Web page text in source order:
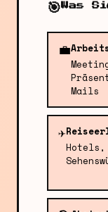
🎯 Was
💼
Mails
✈️
Hotels,